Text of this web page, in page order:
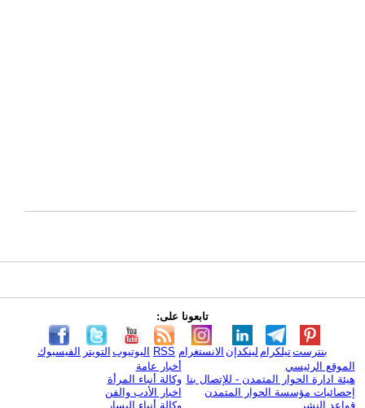
تابعونا على:
الفيسبوك التويتر اليوتيوب RSS الانستغرام لينكدإن تيلكرامبنترست
الموقع الرئيسي
هيئة ادارة الحوار المتمدن - للإتصال بنا
إحصائيات مؤسسة الحوار المتمدن
قواعد النشر
أخبار عامة
وكالة أنباء المرأة
اخبار الأدب والفن
وكالة أنباء اليسار